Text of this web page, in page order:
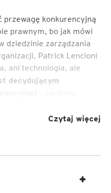
przewagę konkurencyjną
prawnym, bo jak mówi
dziedzinie zarządzania
Patrick Lencioni
ani technologia, ale
decydującym
Czytaj więcej